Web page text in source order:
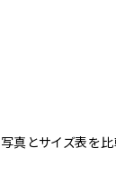
写真とサイズ表を